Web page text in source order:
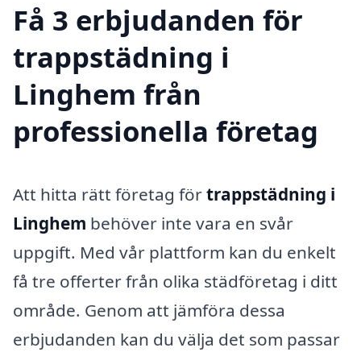
Få 3 erbjudanden för
trappstädning i
Linghem från
professionella företag
Att hitta rätt företag förtrappstädning i
Linghem behöver inte vara en svår
uppgift. Med vår plattform kan du enkelt
få tre offerter från olika städföretag i ditt
område. Genom att jämföra dessa
erbjudanden kan du välja det som passar